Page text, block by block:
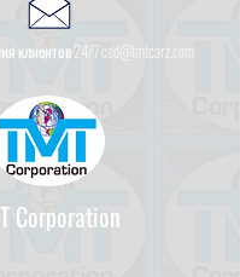
клиентов 24/7 csd@tmtcarz.com
Corporation